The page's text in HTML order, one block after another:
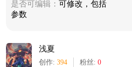
是否可编辑： 可修改，包括
参数
浅夏
创作: 394 粉丝: 0